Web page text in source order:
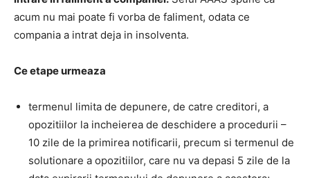
acum nu mai poate fi vorba de faliment, odata ce
compania a intrat deja in insolventa.
Ce etape urmeaza
termenul limita de depunere, de catre creditori, a
opozitiilor la incheierea de deschidere a procedurii –
10 zile de la primirea notificarii, precum si termenul de
solutionare a opozitiilor, care nu va depasi 5 zile de la